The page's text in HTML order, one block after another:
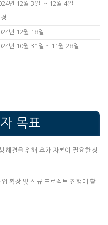
년 12월 3일 ~ 12월 4일
년 12월 18일
년 10월 31일 ~ 11월 28일
목표
해결을 위해 추가 자본이 필요한 상
확장 및 신규 프로젝트 진행에 활